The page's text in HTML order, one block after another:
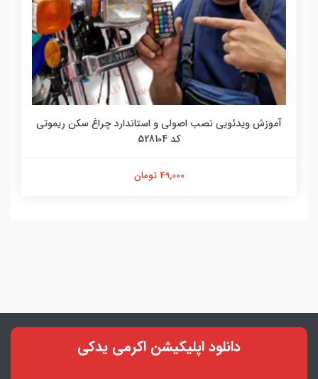
آموزش ویدئویی نصب اصولی و استاندارد چراغ سکن ریموتی
کد 528104
49,000 تومان
دانلود اپلیکیشن اکرمی یدکی